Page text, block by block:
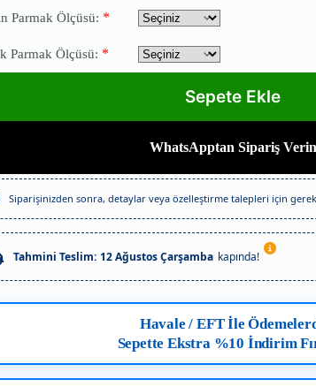
Parmak Ölçüsü: *
Parmak Ölçüsü: *
WhatsApptan Sipariş Verin
Siparişinizden sonra, detaylar veya özelleştirme talepleri için
Tahmini Teslim: 12 Ağustos Çarşamba kapında!
Havale / EFT İle
Sepette Ekstra %10 İndirim